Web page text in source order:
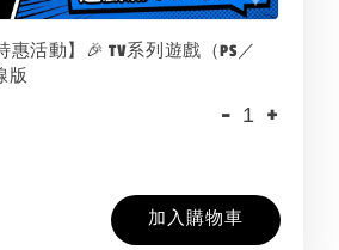
惠活動】🎉 TV系列遊戲（PS／
版
- +
加入購物車